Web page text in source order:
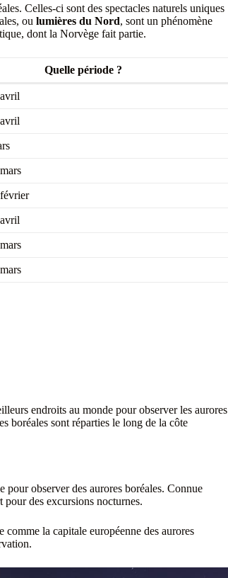
Celles-ci sont des spectacles naturels uniques
ou lumières du Nord, sont un phénomène
dont la Norvège fait partie.
Quelle période ?
endroits au monde pour observer les aurores
boréales sont réparties le long de la côte
pour observer des aurores boréales. Connue
pour des excursions nocturnes.
la capitale européenne des aurores